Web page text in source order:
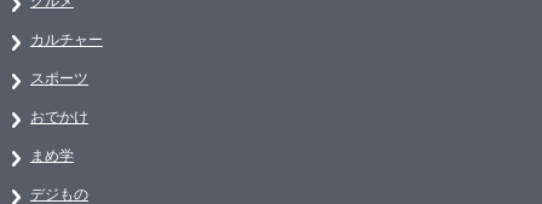
カルチャー
スポーツ
おでかけ
まめ学
デジもの